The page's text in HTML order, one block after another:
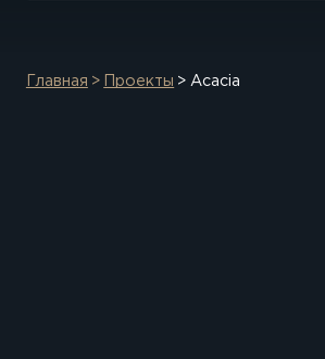
Главная Проекты Acacia